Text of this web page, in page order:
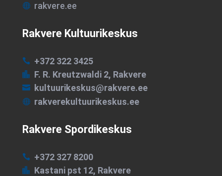
 rakvere.ee
Rakvere Kultuurikeskus
 +372 322 3425
 F. R. Kreutzwaldi 2, Rakvere
 kultuurikeskus@rakvere.ee
 rakverekultuurikeskus.ee
Rakvere Spordikeskus
 +372 327 8200
 Kastani pst 12, Rakvere